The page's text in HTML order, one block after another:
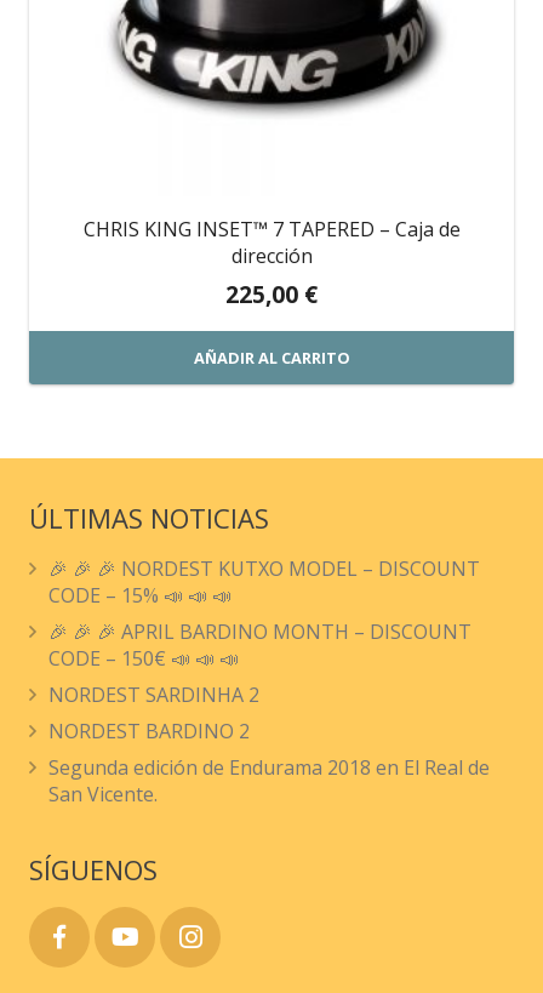
CHRIS KING INSET™ 7 TAPERED – Caja de
dirección
225,00 €
AÑADIR AL CARRITO
ÚLTIMAS NOTICIAS
🎉 🎉 🎉 NORDEST KUTXO MODEL – DISCOUNT
CODE – 15% 📣 📣 📣
🎉 🎉 🎉 APRIL BARDINO MONTH – DISCOUNT
CODE – 150€ 📣 📣 📣
NORDEST SARDINHA 2
NORDEST BARDINO 2
Segunda edición de Endurama 2018 en El Real de
San Vicente.
SÍGUENOS